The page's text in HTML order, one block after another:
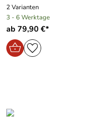
2 Varianten
3 - 6 Werktage
ab 79,90 €*